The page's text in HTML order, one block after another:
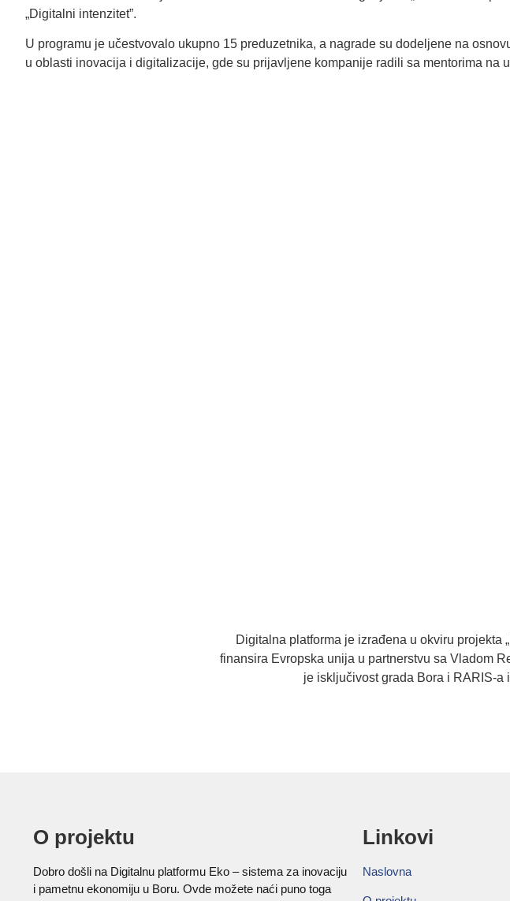
„Digitalni intenzitet”.
U programu je učestvovalo ukupno 15 preduzetnika, a nagrade su dodeljene na
u oblasti inovacija i digitalizacije, gde su prijavljene kompanije radili sa mentorima na
Digitalna platforma je izrađena u okviru projekta
finansira Evropska unija u partnerstvu sa Vladom
je isključivost grada Bora i RARIS-a
O projektu
Dobro došli na Digitalnu platformu Eko – sistema za inovaciju
i pametnu ekonomiju u Boru. Ovde možete naći puno toga
Linkovi
Naslovna